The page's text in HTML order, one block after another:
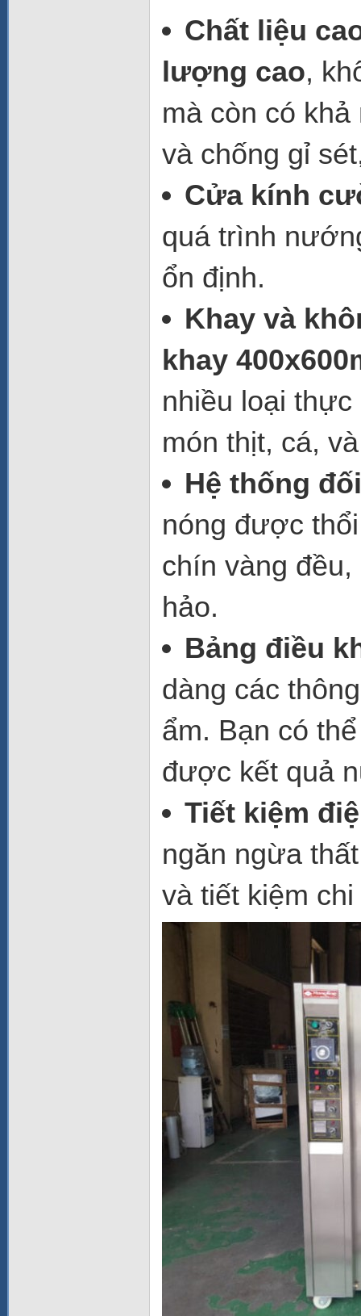
Chất liệu
lượng cao,
mà còn có
và chống gỉ
Cửa kính
quá trình
ổn định.
Khay và
khay
nhiều loại
món thịt, cá,
Hệ thống
nóng được
chín vàng
hảo.
Bảng điều
dàng các
ẩm. Bạn có
được kết quả
Tiết kiệm
ngăn ngừa
và tiết kiệm